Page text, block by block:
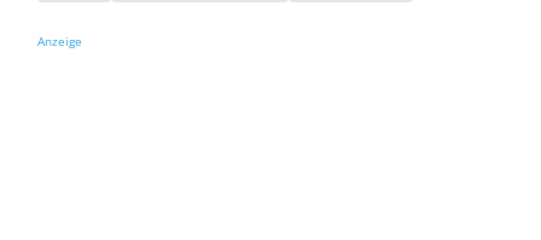
Anzeige